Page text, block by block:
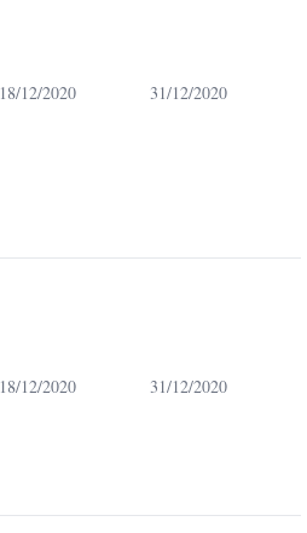
18/12/2020 31/12/2020
18/12/2020 31/12/2020